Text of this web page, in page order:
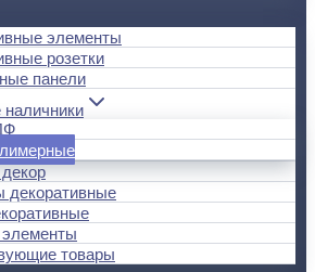
элементы
розетки
панели
декоративные
товары